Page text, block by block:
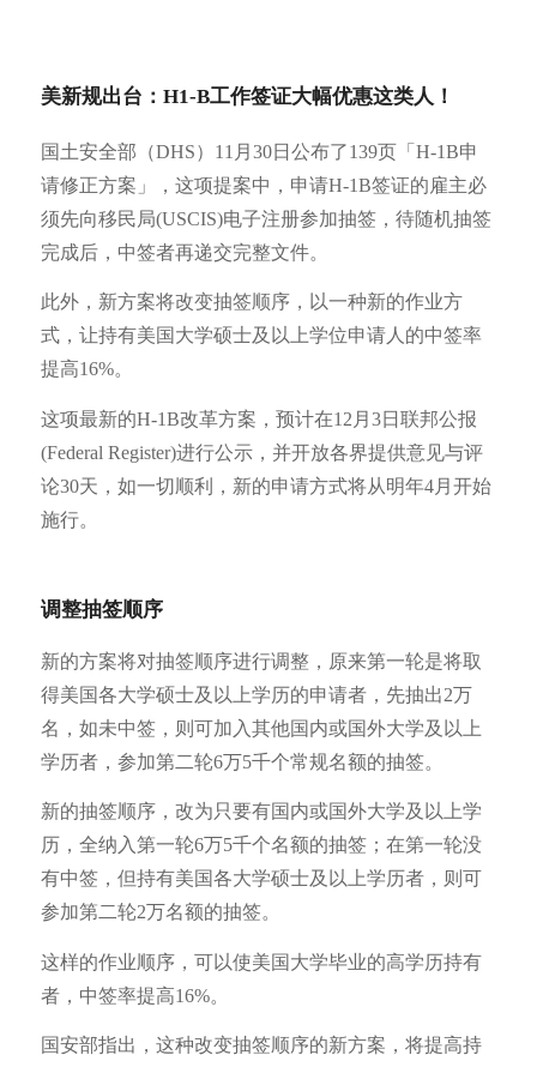
美新规出台：H1-B工作签证大幅优惠这类人！
国土安全部（DHS）11月30日公布了139页「H-1B申
请修正方案」，这项提案中，申请H-1B签证的雇主必
须先向移民局(USCIS)电子注册参加抽签，待随机抽签
完成后，中签者再递交完整文件。
此外，新方案将改变抽签顺序，以一种新的作业方
式，让持有美国大学硕士及以上学位申请人的中签率
提高16%。
这项最新的H-1B改革方案，预计在12月3日联邦公报
(Federal Register)进行公示，并开放各界提供意见与评
论30天，如一切顺利，新的申请方式将从明年4月开始
施行。
调整抽签顺序
新的方案将对抽签顺序进行调整，原来第一轮是将取
得美国各大学硕士及以上学历的申请者，先抽出2万
名，如未中签，则可加入其他国内或国外大学及以上
学历者，参加第二轮6万5千个常规名额的抽签。
新的抽签顺序，改为只要有国内或国外大学及以上学
历，全纳入第一轮6万5千个名额的抽签；在第一轮没
有中签，但持有美国各大学硕士及以上学历者，则可
参加第二轮2万名额的抽签。
这样的作业顺序，可以使美国大学毕业的高学历持有
者，中签率提高16%。
国安部指出，这种改变抽签顺序的新方案，将提高持